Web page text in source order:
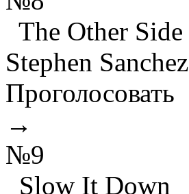
The Other Side
Stephen Sanchez
Проголосовать
→
№9
Slow It Down